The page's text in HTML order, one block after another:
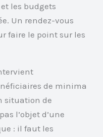
les budgets
Un rendez-vous
faire le point sur les
de minima
situation de
l’objet d’une
: il faut les